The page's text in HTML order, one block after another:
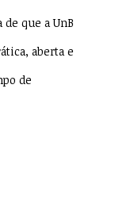
que a UnB
aberta e
de